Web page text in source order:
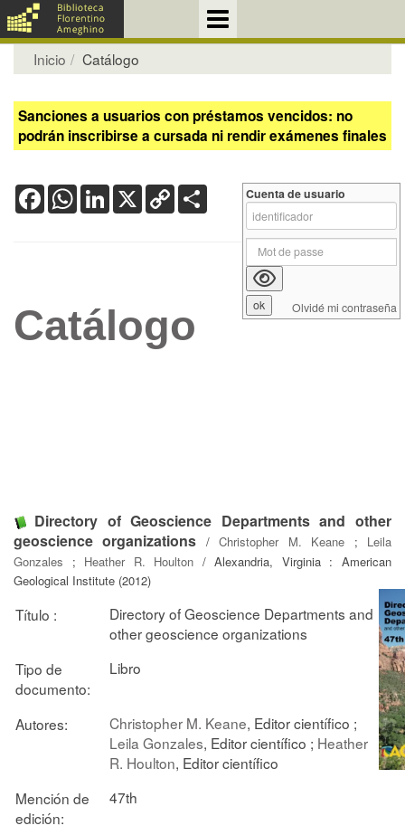
Inicio Catálogo
Sanciones a usuarios con préstamos vencidos: no
podrán inscribirse a cursada ni rendir exámenes finales
FacebookWhatsApp
LinkedIn
X Copy
Link
Catálogo
Directory of Geoscience Departments and other
geoscience organizations /Christopher M. Keane ; Leila
Gonzales ; Heather R. Houlton / Alexandria, Virginia : American
Geological Institute (2012)
Título :
Directory of Geoscience Departments and
other geoscience organizations
Tipo de
documento:
Libro
Autores: Christopher M. Keane, Editor científico ;
Leila Gonzales, Editor científico ; Heather
R. Houlton, Editor científico
Mención de
edición:
47th
Cuenta de usuario
Olvidé mi contraseña